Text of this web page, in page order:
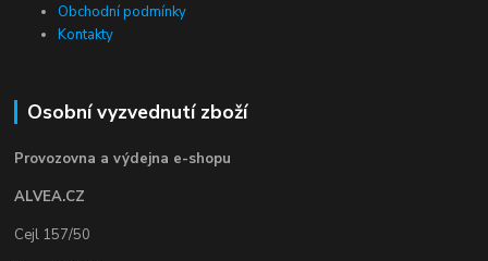
Obchodní podmínky
Kontakty
Osobní vyzvednutí zboží
Provozovna a výdejna e-shopu
ALVEA.CZ
Cejl 157/50